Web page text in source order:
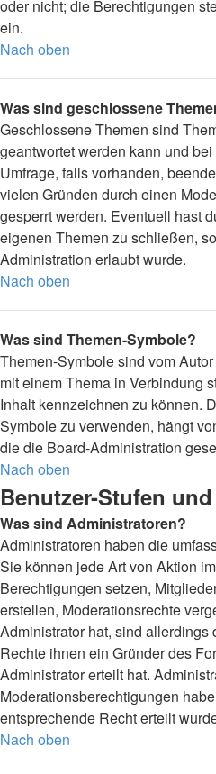
oder nicht; die Berechtigungen
ein.
Nach oben
Was sind geschlossene
Geschlossene Themen sind
geantwortet werden kann und
Umfrage, falls vorhanden,
vielen Gründen durch einen
gesperrt werden. Eventuell hast
eigenen Themen zu schließen,
Administration erlaubt wurde.
Nach oben
Was sind Themen-Symbole?
Themen-Symbole sind vom
mit einem Thema in Verbindung
Inhalt kennzeichnen zu können.
Symbole zu verwenden, hängt
die die Board-Administration
Nach oben
Benutzer-Stufen
Was sind Administratoren?
Administratoren haben die
Sie können jede Art von Aktion
Berechtigungen setzen,
erstellen, Moderationsrechte
Administrator hat, sind
Rechte ihnen ein Gründer des
Administrator erteilt hat.
Moderationsberechtigungen
entsprechende Recht erteilt
Nach oben